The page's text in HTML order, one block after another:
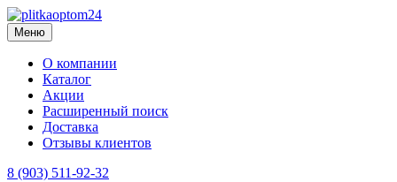
Меню
О компании
Каталог
Акции
Расширенный поиск
Доставка
Отзывы клиентов
8 (903) 511-92-32